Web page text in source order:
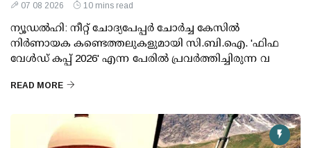
07 08 2026 10 mins read
ന്യൂഡല്‍ഹി: നീറ്റ് ചോദ്യപേപ്പര്‍ ചോര്‍ച്ച കേസില്‍
നിര്‍ണായക കണ്ടെത്തലുകളുമായി സി.ബി.ഐ. 'ഫിഫ
വേള്‍ഡ് കപ്പ് 2026' എന്ന പേരില്‍ പ്രവര്‍ത്തിച്ചിരുന്ന വ
READ MORE